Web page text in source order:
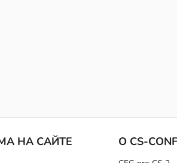
НА САЙТЕ О CS-